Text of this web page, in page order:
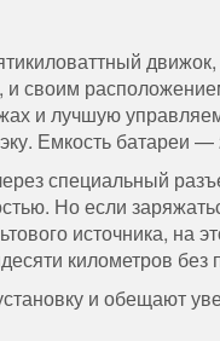
и своим
и лучшую
Емкость батареи —
специальный
Но если
источника, на
километров без
и обещают